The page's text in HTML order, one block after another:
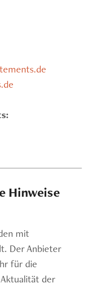
Hinweise
mit
Der Anbieter
für die
der